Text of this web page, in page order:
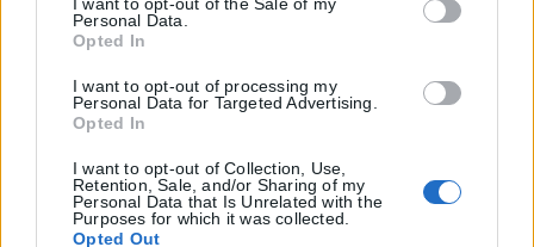
Personal Data.
Opted In
I want to opt-out of processing my
Personal Data for Targeted Advertising.
Opted In
I want to opt-out of Collection, Use,
Retention, Sale, and/or Sharing of my
Personal Data that Is Unrelated with the
Purposes for which it was collected.
Opted Out
επέκταση η ιστοσελίδα που κατέχει αυτή “www.karfitsa.gr”
συμμορφώνονται με τη Σύσταση (ΕΕ) 2018/334 της Επιτροπής της
αντιμετώπιση του παράνομου περιεχομένου στο διαδίκτυο (L 63).